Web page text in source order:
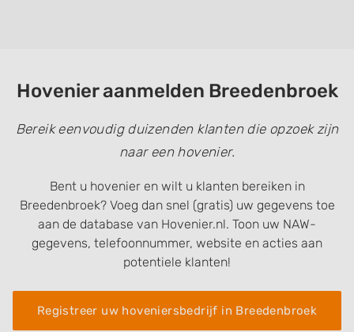
Hovenier aanmelden Breedenbroek
Bereik eenvoudig duizenden klanten die opzoek zijn
naar een hovenier.
Bent u hovenier en wilt u klanten bereiken in
Breedenbroek? Voeg dan snel (gratis) uw gegevens toe
aan de database van Hovenier.nl. Toon uw NAW-
gegevens, telefoonnummer, website en acties aan
potentiele klanten!
Registreer uw hoveniersbedrijf in Breedenbroek